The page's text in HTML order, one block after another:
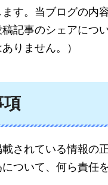
す。当ブログの内
記事のシェアにつ
りません。）
項
されている情報の
ついて、何ら責任